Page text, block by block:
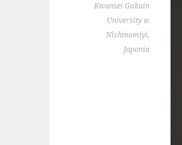
Kwansei Gakuin
University w
Nishinomiyi,
Japonia